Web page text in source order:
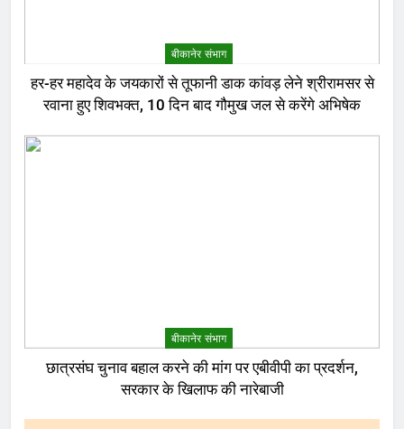
बीकानेर संभाग
हर-हर महादेव के जयकारों से तूफानी डाक कांवड़ लेने श्रीरामसर से
रवाना हुए शिवभक्त, 10 दिन बाद गौमुख जल से करेंगे अभिषेक
बीकानेर संभाग
छात्रसंघ चुनाव बहाल करने की मांग पर एबीवीपी का प्रदर्शन,
सरकार के खिलाफ की नारेबाजी